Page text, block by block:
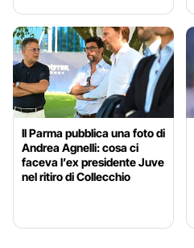
Il Parma pubblica una foto di
Andrea Agnelli: cosa ci
faceva l’ex presidente Juve
nel ritiro di Collecchio